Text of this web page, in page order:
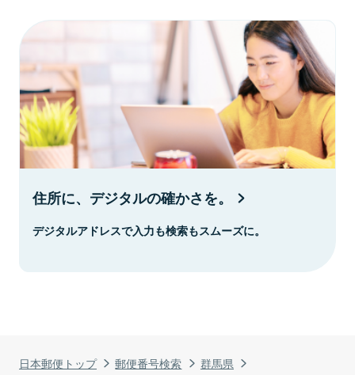
日本郵便トップ 郵便番号検索
群馬県
住所に、デジタルの確かさを。
デジタルアドレスで入力も検索もスムーズに。